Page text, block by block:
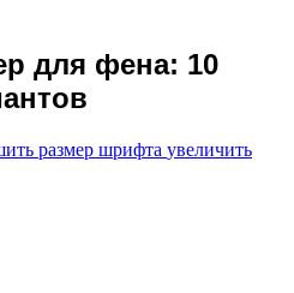
для фена: 10
размер шрифта увеличить